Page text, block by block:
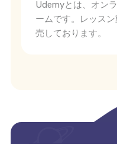
Udemyとは、オン
ームです。レッス
売しております。